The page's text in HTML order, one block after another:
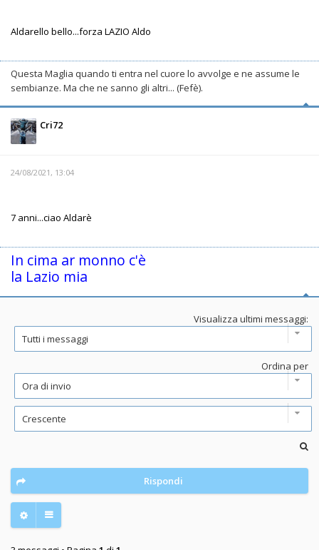
Aldarello bello...forza LAZIO Aldo
Questa Maglia quando ti entra nel cuore lo avvolge e ne assume le
sembianze. Ma che ne sanno gli altri... (Fefè).
Cri72
24/08/2021, 13:04
7 anni...ciao Aldarè
In cima ar monno c'è
la Lazio mia
Visualizza ultimi messaggi:
Ordina per
Rispondi